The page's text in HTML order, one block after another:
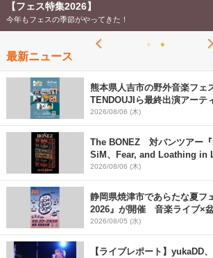
【フェス特集2026】
今年もフェスの季節がやってきた！
最新ニュース
熊本県人吉市の野外音楽フェ
TENDOUJIら最終出演アー
支援プロジェクトの始動も発表
2026/08/06 (木)
The BONEZ 対バンツアー『
SiM、Fear, and Loathing in
アーティストを一斉解禁
2026/08/06 (木)
静岡県焼津市であらたな夏フ
2026』が開催 音楽ライブ×
メ×ランタンナイトで彩る2日間
2026/08/05 (水)
【ライブレポート】yukaDD